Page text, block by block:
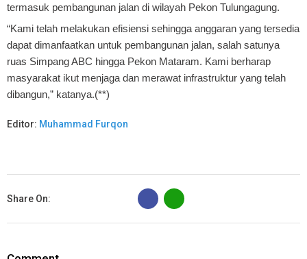
termasuk pembangunan jalan di wilayah Pekon Tulungagung.
“Kami telah melakukan efisiensi sehingga anggaran yang tersedia
dapat dimanfaatkan untuk pembangunan jalan, salah satunya
ruas Simpang ABC hingga Pekon Mataram. Kami berharap
masyarakat ikut menjaga dan merawat infrastruktur yang telah
dibangun,” katanya.(**)
Editor: Muhammad Furqon
Share On:
B